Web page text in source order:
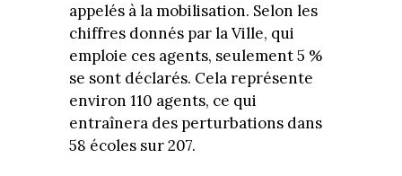
appelés à la mobilisation. Selon les
chiffres donnés par la Ville, qui
emploie ces agents, seulement 5 %
se sont déclarés. Cela représente
environ 110 agents, ce qui
entraînera des perturbations dans
58 écoles sur 207.